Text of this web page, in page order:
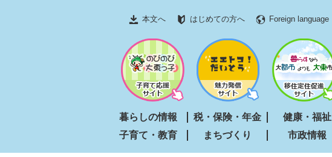
文
本文へ はじめての方へ Foreign language
暮らしの情報 税・保険・年金
健康・福祉
子育て・教育
まちづくり 市政情報